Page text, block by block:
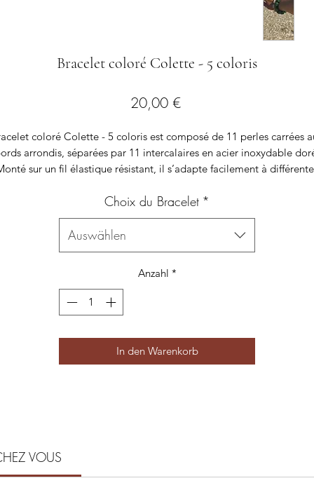
Bracelet coloré Colette - 5 coloris
20,00 €Preis
coloré Colette - 5 coloris est composé de 11 perles carrées
arrondis, séparées par 11 intercalaires en acier inoxydable
sur un fil élastique résistant, il s’adapte facilement à
en acier inoxydable et en acrylique, deux matériaux durables et
à l’eau comme à l’usure du temps, ce bracelet allie confort,
légèreté et modernité.
Il est disponible dans plusieurs coloris.
Choix du Bracelet *
Auswählen
Anzahl *
In den Warenkorb
VOUS